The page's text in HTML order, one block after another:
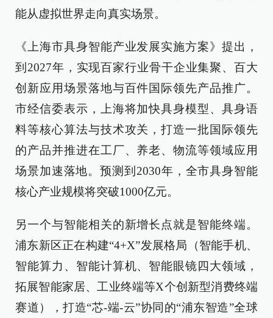
能从虚拟世界走向真实场景。
《上海市具身智能产业发展实施方案》提出，
到2027年，实现百家行业骨干企业集聚、百大
创新应用场景落地与百件国际领先产品推广。
市经信委表示，上海将加快具身模型、具身语
料等核心算法与技术攻关，打造一批国际领先
的产品并推进在工厂、养老、物流等领域应用
场景加速落地。预测到2030年，全市具身智能
核心产业规模将突破1000亿元。
另一个与智能相关的新增长点就是智能终端。
浦东新区正在构建“4+X”发展格局（智能手机、
智能算力、智能计算机、智能眼镜四大领域，
拓展智能家居、工业终端等X个创新型消费终端
赛道），打造“芯-端-云”协同的“浦东智造”全球